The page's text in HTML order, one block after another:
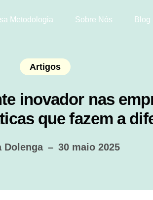
Metodologia Sobre Nós Blog
Artigos
inovador nas
que fazem a
Dolenga – 30 maio 2025